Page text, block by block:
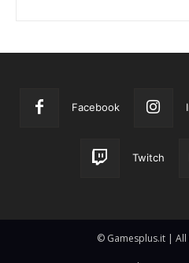
Facebook
Twitch
© Gamesplus.it |